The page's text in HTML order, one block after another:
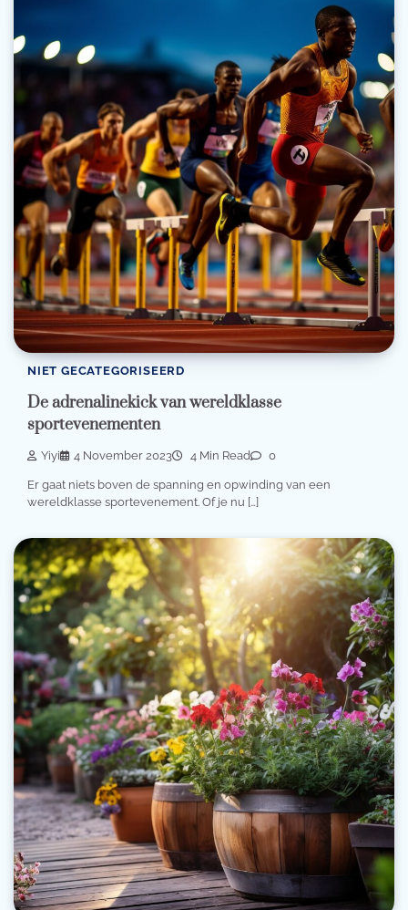
NIET GECATEGORISEERD
De adrenalinekick van wereldklasse
sportevenementen
Yiyi 4 November 2023 4 Min Read 0
Er gaat niets boven de spanning en opwinding van een
wereldklasse sportevenement. Of je nu […]